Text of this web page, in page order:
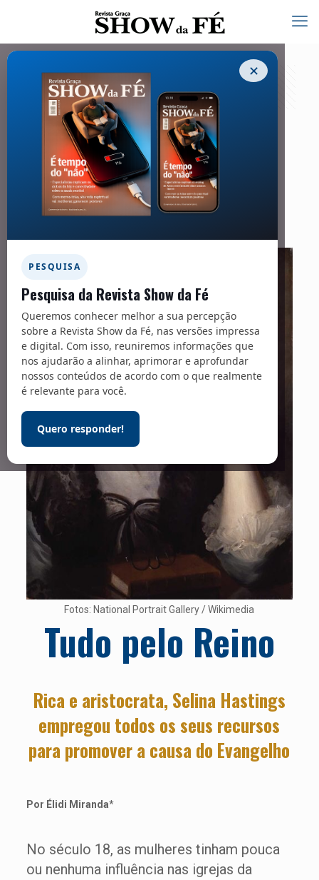
✕
PESQUISA
Pesquisa da Revista Show da Fé
Queremos conhecer melhor a sua percepção
sobre a Revista Show da Fé, nas versões impressa
e digital. Com isso, reuniremos informações que
nos ajudarão a alinhar, aprimorar e aprofundar
nossos conteúdos de acordo com o que realmente
é relevante para você.
Quero responder!
Heróis da Fé | Selina Hastings – 291
25/10/2023
Facebook Twitter
Messenger
Fotos: National Portrait Gallery / Wikimedia
Tudo pelo Reino
Rica e aristocrata, Selina Hastings
empregou todos os seus recursos
para promover a causa do Evangelho
Por Élidi Miranda*
No século 18, as mulheres tinham pouca
ou nenhuma influência nas igrejas da